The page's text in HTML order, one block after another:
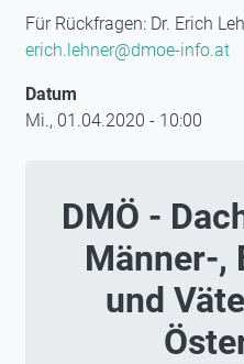
Für Rückfragen: Dr. Erich
erich.lehner@dmoe-info.at
Datum
Mi., 01.04.2020 - 10:00
DMÖ -
Männer-,
und